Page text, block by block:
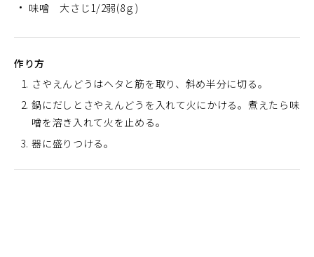
味噌 大さじ1/2弱(8ｇ)
作り方
さやえんどうはヘタと筋を取り、斜め半分に切る。
鍋にだしとさやえんどうを入れて火にかける。煮えたら味
噌を溶き入れて火を止める。
器に盛りつける。